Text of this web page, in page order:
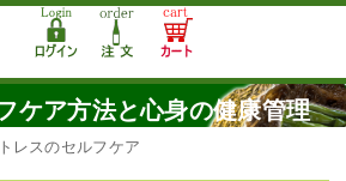
ケア方法と心身の健康管理
レスのセルフケア